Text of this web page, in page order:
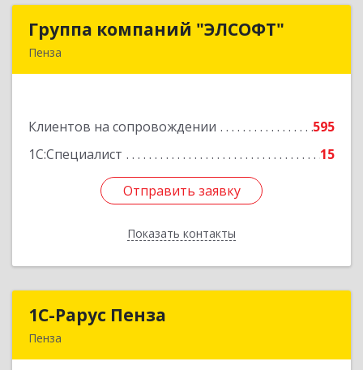
Группа компаний "ЭЛСОФТ"
Пенза
Клиентов на сопровождении
595
1С:Специалист
15
Отправить заявку
Показать контакты
Группа компаний "ЭЛСОФТ"
Подробнее
Отправить заявку
Назад
1С-Рарус Пенза
Пенза